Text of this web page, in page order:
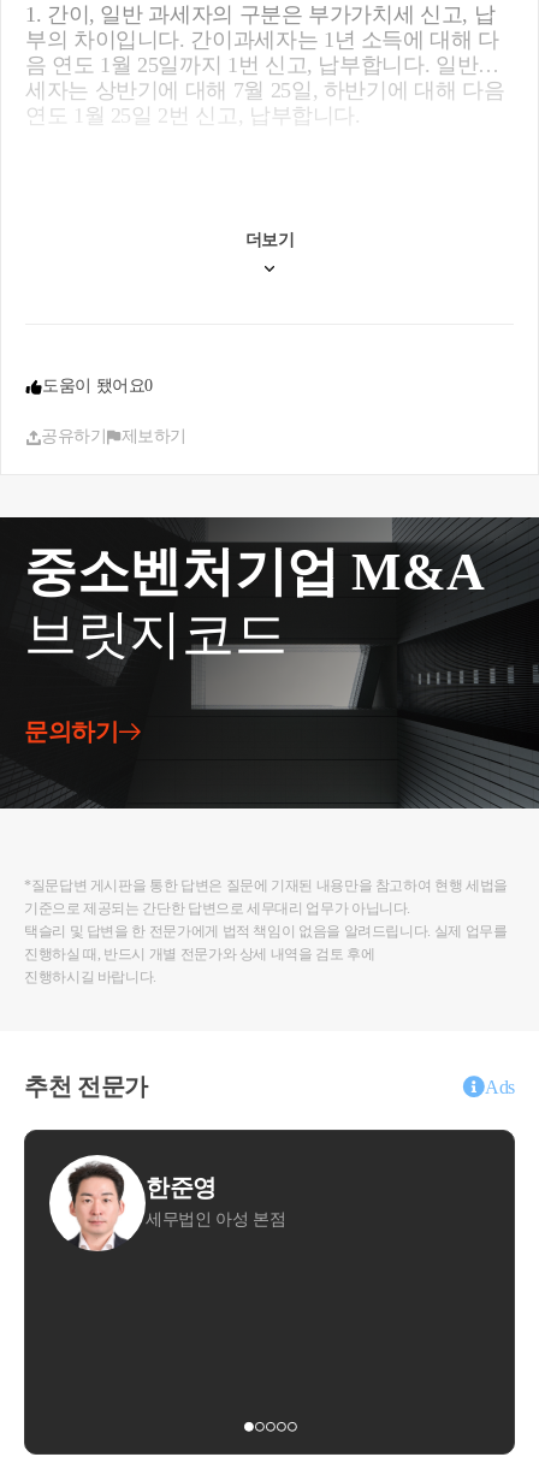
오늘도 무탈한 하루 보내세요. :)
1. 간이, 일반 과세자의 구분은 부가가치세 신고, 납
부의 차이입니다. 간이과세자는 1년 소득에 대해 다
음 연도 1월 25일까지 1번 신고, 납부합니다. 일반과
세자는 상반기에 대해 7월 25일, 하반기에 대해 다음
연도 1월 25일 2번 신고, 납부합니다.
2. 개념상은 맞습니다만 매입 증빙이 명확하셔야 합
3. 원칙적으로는 사업자 명의의 카드 내역 중 업무용
결제 내역으로 비용처리를 받고자 할 때는 명확히 소
는 것이 더 보수적으로 안전하겠습니다.
저는 여러 가지 세무지식에 대해서 블로그를 운영 중
입니다.
블로그 주소는 https://blog.naver.com/cchh19
이고, 참고
해 보시면 좋을 것 같습니다.
자세한 내용은 hwchoi1990@gmail.com 또는 010-7667
-8698 최지호 세무사로 연락 주시면 답변드리겠습니
다. 감사합니다.
더보기
도움이 됐어요0
공유하기 제보하기
중소벤처기업 M&A
브릿지코드
문의하기
*질문답변 게시판을 통한 답변은 질문에 기재된 내용만을 참고하여 현행 세법을
기준으로 제공되는 간단한 답변으로 세무대리 업무가 아닙니다.
택슬리 및 답변을 한 전문가에게 법적 책임이 없음을 알려드립니다. 실제 업무를
진행하실 때, 반드시 개별 전문가와 상세 내역을 검토 후에
진행하시길 바랍니다.
추천 전문가 Ads